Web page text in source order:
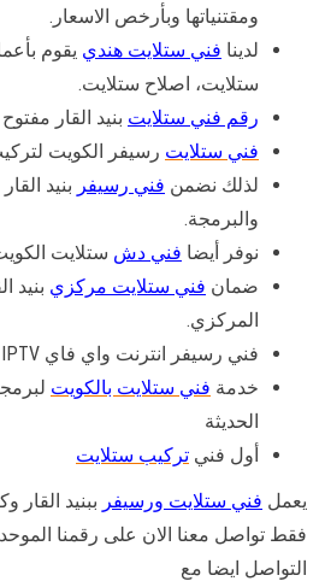
ومقتنياتها وبأرخص الاسعار.
لدينا فني ستلايت هندي يقوم
ستلايت، اصلاح ستلايت.
رقم فني ستلايت بنيد القار
فني ستلايت رسيفر الكويت
لذلك نضمن فني رسيفر بنيد
والبرمجة.
نوفر أيضا فني دش ستلايت
ضمان فني ستلايت مركزي بنيد
المركزي.
فني رسيفر انترنت واي فاي IPTV
خدمة فني ستلايت بالكويت
الحديثة
أول فني تركيب ستلايت
يعمل فني ستلايت ورسيفر ببنيد القار
فقط تواصل معنا الان على رقمنا
التواصل ايضا مع